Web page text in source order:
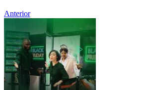
Anterior